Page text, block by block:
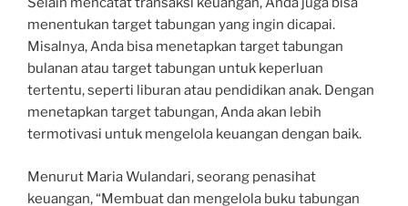
menentukan target tabungan yang ingin dicapai.
Misalnya, Anda bisa menetapkan target tabungan
bulanan atau target tabungan untuk keperluan
tertentu, seperti liburan atau pendidikan anak. Dengan
menetapkan target tabungan, Anda akan lebih
termotivasi untuk mengelola keuangan dengan baik.
Menurut Maria Wulandari, seorang penasihat
keuangan, “Membuat dan mengelola buku tabungan